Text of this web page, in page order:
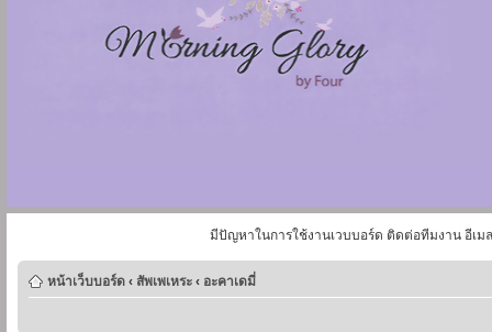
มีปัญหาในการใช้งานเวบบอร์ด ติดต่อทีมงาน อีเม
หน้าเว็บบอร์ด ‹ สัพเพเหระ ‹ อะคาเดมี่